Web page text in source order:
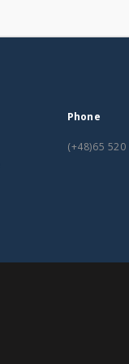
Phone
(+48)65 520